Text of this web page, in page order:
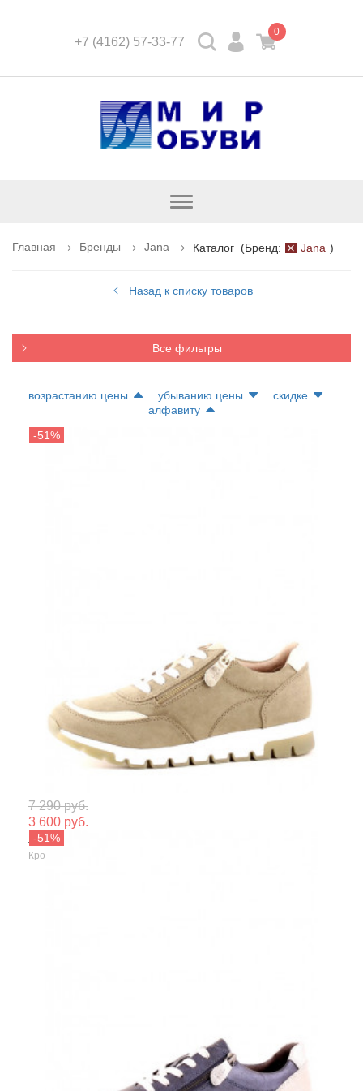
+7 (4162) 57-33-77
0
Открыть
Главная Бренды Jana Каталог (Бренд: Jana )
Назад к списку товаров
Все фильтры
возрастанию цены убыванию цены
скидке
алфавиту
7 290 руб.
3 600 руб.
Jana
Кроссовки